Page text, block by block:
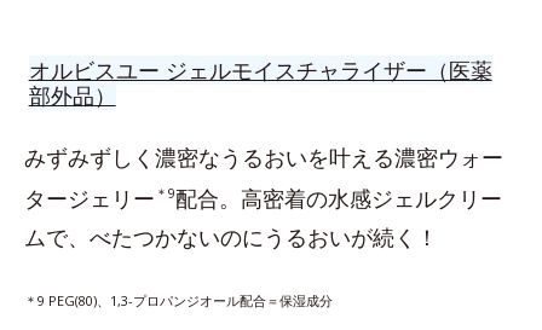
オルビスユー ジェルモイスチャライザー（医薬
部外品）
みずみずしく濃密なうるおいを叶える濃密ウォー
タージェリー ＊9配合。高密着の水感ジェルクリー
ムで、べたつかないのにうるおいが続く！
＊9 PEG(80)、1,3-プロパンジオール配合＝保湿成分